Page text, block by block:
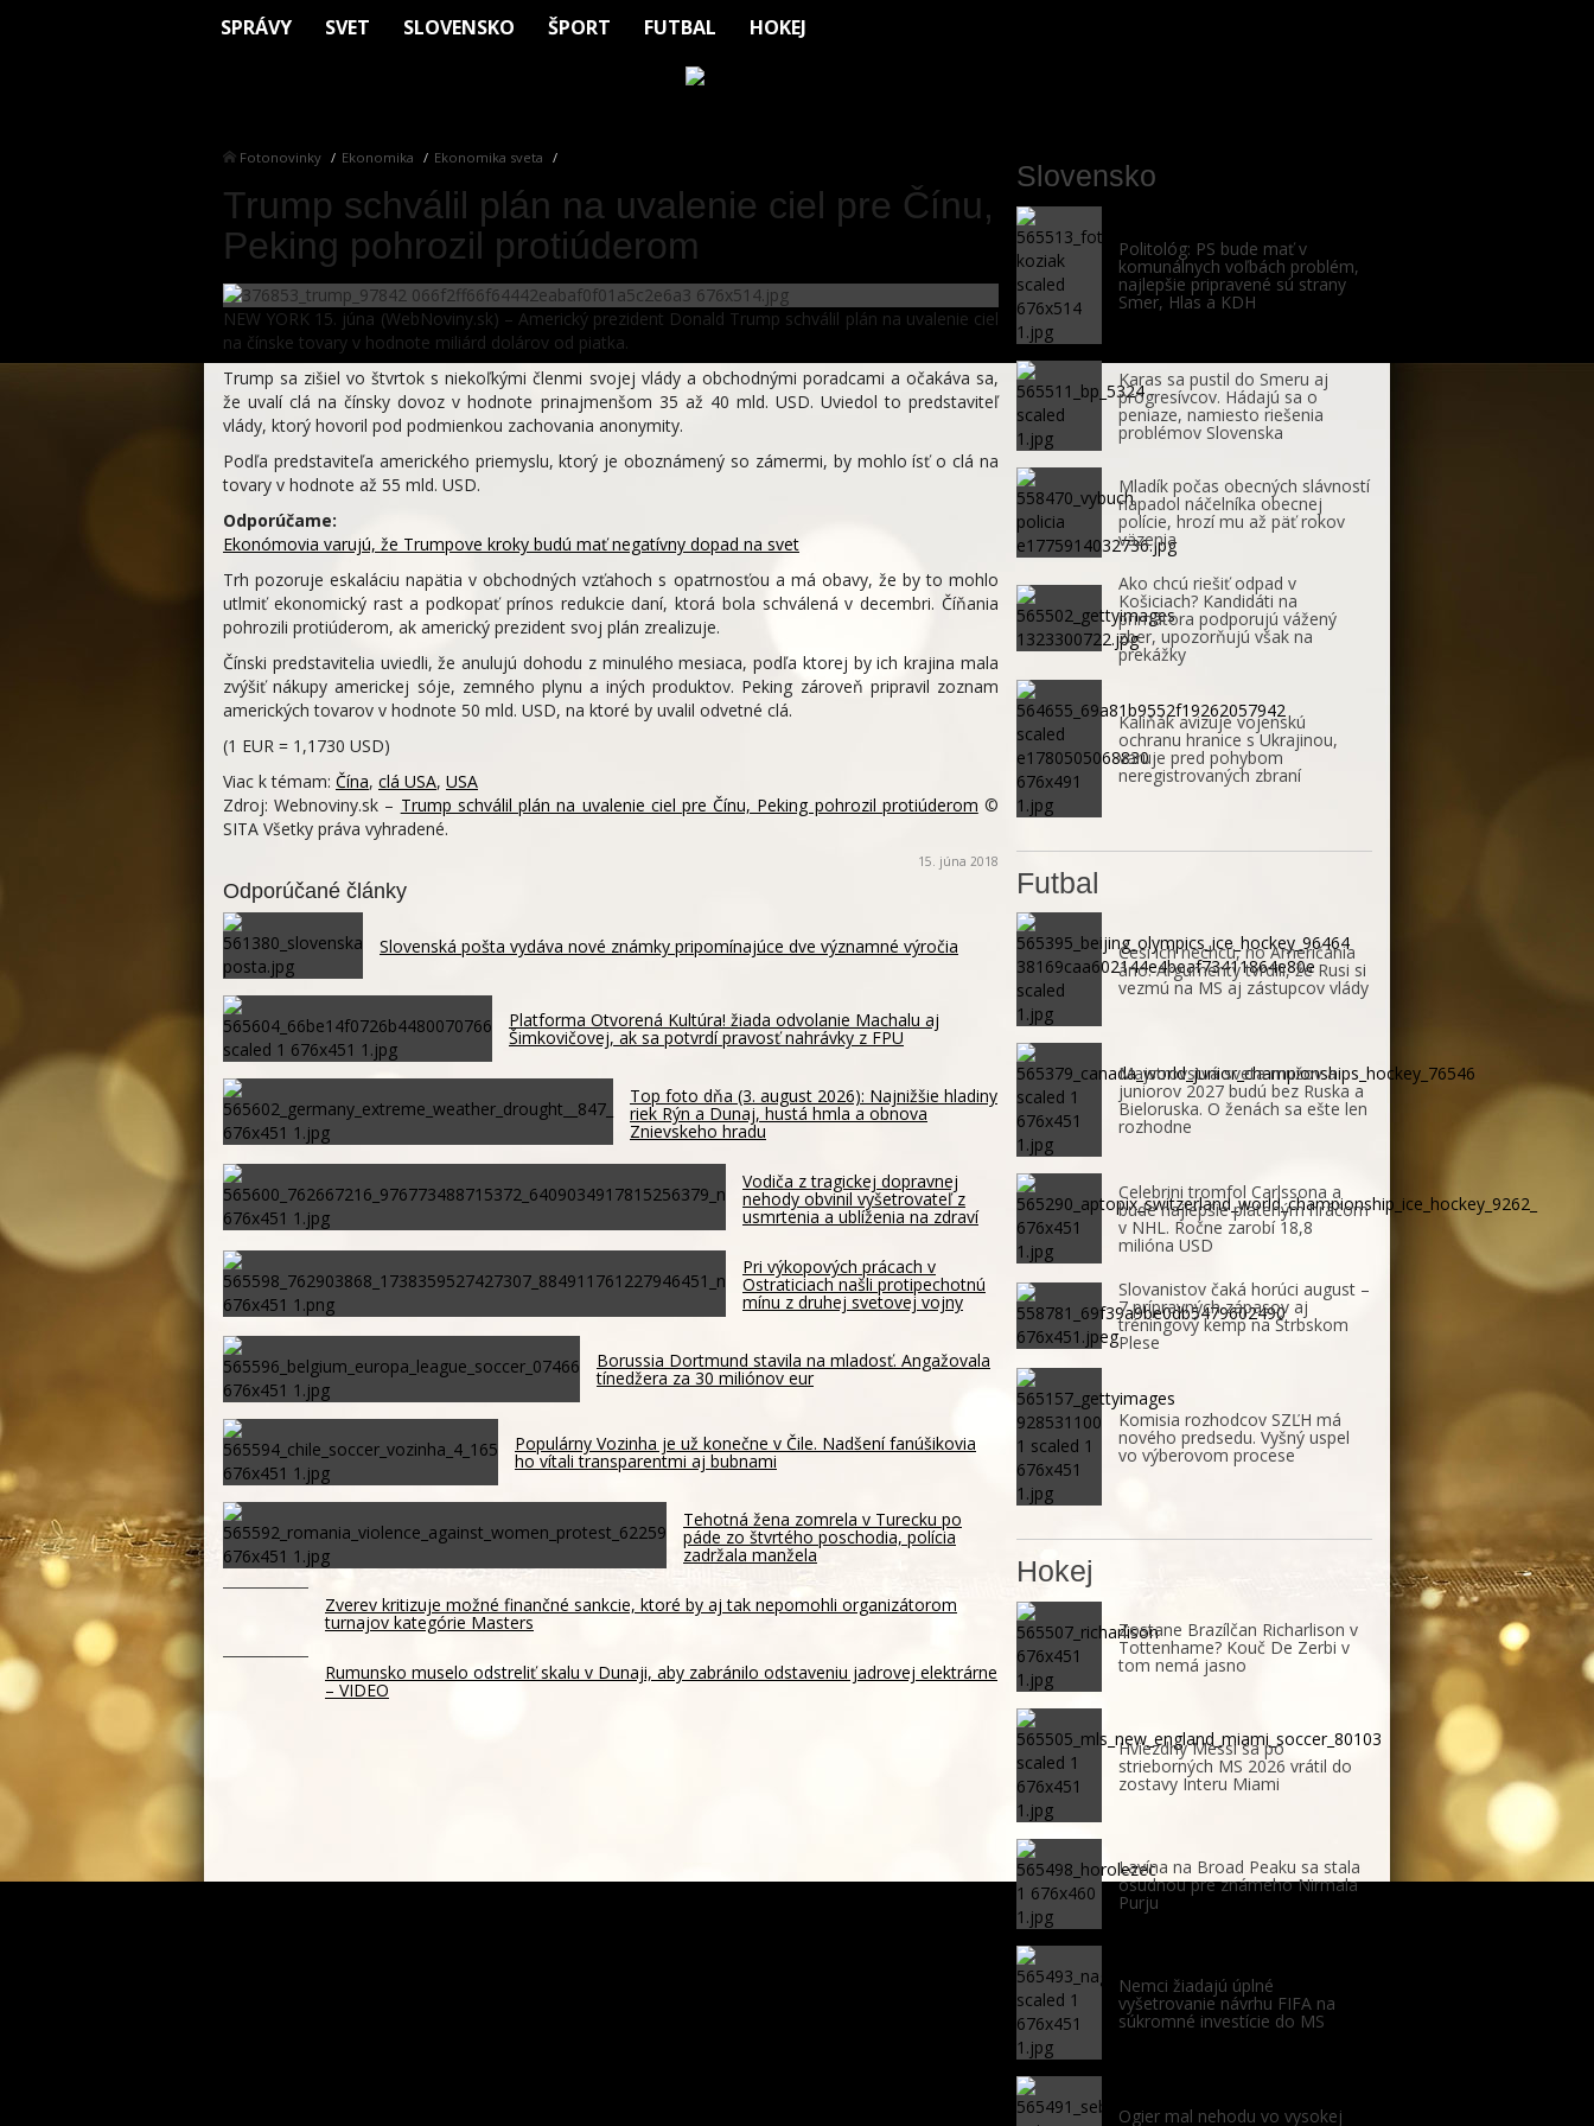
SPRÁVY SVET SLOVENSKO ŠPORT FUTBAL HOKEJ
Fotonovinky Ekonomika Ekonomika sveta
Trump schválil plán na uvalenie ciel pre Čínu,
Peking pohrozil protiúderom
NEW YORK 15. júna (WebNoviny.sk) – Americký prezident Donald Trump schválil plán na uvalenie ciel
na čínske tovary v hodnote miliárd dolárov od piatka.
Trump sa zišiel vo štvrtok s niekoľkými členmi svojej vlády a obchodnými poradcami a očakáva sa,
že uvalí clá na čínsky dovoz v hodnote prinajmenšom 35 až 40 mld. USD. Uviedol to predstaviteľ
vlády, ktorý hovoril pod podmienkou zachovania anonymity.
Podľa predstaviteľa amerického priemyslu, ktorý je oboznámený so zámermi, by mohlo ísť o clá na
tovary v hodnote až 55 mld. USD.
Odporúčame:
Ekonómovia varujú, že Trumpove kroky budú mať negatívny dopad na svet
Trh pozoruje eskaláciu napätia v obchodných vzťahoch s opatrnosťou a má obavy, že by to mohlo
utlmiť ekonomický rast a podkopať prínos redukcie daní, ktorá bola schválená v decembri. Číňania
pohrozili protiúderom, ak americký prezident svoj plán zrealizuje.
Čínski predstavitelia uviedli, že anulujú dohodu z minulého mesiaca, podľa ktorej by ich krajina mala
zvýšiť nákupy americkej sóje, zemného plynu a iných produktov. Peking zároveň pripravil zoznam
amerických tovarov v hodnote 50 mld. USD, na ktoré by uvalil odvetné clá.
(1 EUR = 1,1730 USD)
Viac k témam: Čína, clá USA, USA
Zdroj: Webnoviny.sk – Trump schválil plán na uvalenie ciel pre Čínu, Peking pohrozil protiúderom ©
SITA Všetky práva vyhradené.
15. júna 2018
Odporúčané články
Slovenská pošta vydáva nové známky pripomínajúce dve významné výročia
Platforma Otvorená Kultúra! žiada odvolanie Machalu aj
Šimkovičovej, ak sa potvrdí pravosť nahrávky z FPU
Top foto dňa (3. august 2026): Najnižšie hladiny
riek Rýn a Dunaj, hustá hmla a obnova
Znievskeho hradu
Vodiča z tragickej dopravnej
nehody obvinil vyšetrovateľ z
usmrtenia a ublíženia na zdraví
Pri výkopových prácach v
Ostraticiach našli protipechotnú
mínu z druhej svetovej vojny
Borussia Dortmund stavila na mladosť. Angažovala
tínedžera za 30 miliónov eur
Populárny Vozinha je už konečne v Čile. Nadšení fanúšikovia
ho vítali transparentmi aj bubnami
Tehotná žena zomrela v Turecku po
páde zo štvrtého poschodia, polícia
zadržala manžela
Zverev kritizuje možné finančné sankcie, ktoré by aj tak nepomohli organizátorom
turnajov kategórie Masters
Rumunsko muselo odstreliť skalu v Dunaji, aby zabránilo odstaveniu jadrovej elektrárne
– VIDEO
Slovensko
Politológ: PS bude mať v
komunálnych voľbách problém,
najlepšie pripravené sú strany
Smer, Hlas a KDH
Karas sa pustil do Smeru aj
progresívcov. Hádajú sa o
peniaze, namiesto riešenia
problémov Slovenska
Mladík počas obecných slávností
napadol náčelníka obecnej
polície, hrozí mu až päť rokov
väzenia
Ako chcú riešiť odpad v
Košiciach? Kandidáti na
primátora podporujú vážený
zber, upozorňujú však na
prekážky
Kaliňák avizuje vojenskú
ochranu hranice s Ukrajinou,
varuje pred pohybom
neregistrovaných zbraní
Futbal
Česi ich nechcú, no Američania
áno. Argumenty tvrdili, že Rusi si
vezmú na MS aj zástupcov vlády
Majstrovstvá sveta mužov a
juniorov 2027 budú bez Ruska a
Bieloruska. O ženách sa ešte len
rozhodne
Celebrini tromfol Carlssona a
bude najlepšie plateným hráčom
v NHL. Ročne zarobí 18,8
milióna USD
Slovanistov čaká horúci august –
7 prípravných zápasov aj
tréningový kemp na Štrbskom
Plese
Komisia rozhodcov SZĽH má
nového predsedu. Vyšný uspel
vo výberovom procese
Hokej
Zostane Brazílčan Richarlison v
Tottenhame? Kouč De Zerbi v
tom nemá jasno
Hviezdny Messi sa po
strieborných MS 2026 vrátil do
zostavy Interu Miami
Lavína na Broad Peaku sa stala
osudnou pre známeho Nirmala
Purju
Nemci žiadajú úplné
vyšetrovanie návrhu FIFA na
súkromné investície do MS
Ogier mal nehodu vo vysokej